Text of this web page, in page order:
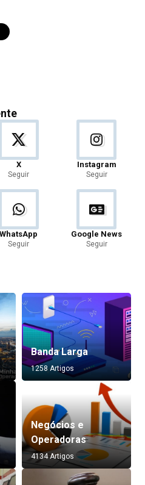
X
Seguir
Instagram
Seguir
WhatsApp
Seguir
Google News
Seguir
Banda Larga
1258 Artigos
Negócios e
Operadoras
4134 Artigos